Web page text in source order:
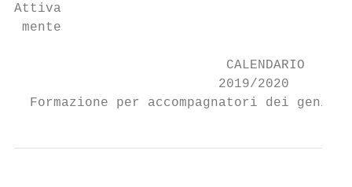
Attiva
mente
                           CALENDARIO
                          2019/2020
Formazione per accompagnatori dei